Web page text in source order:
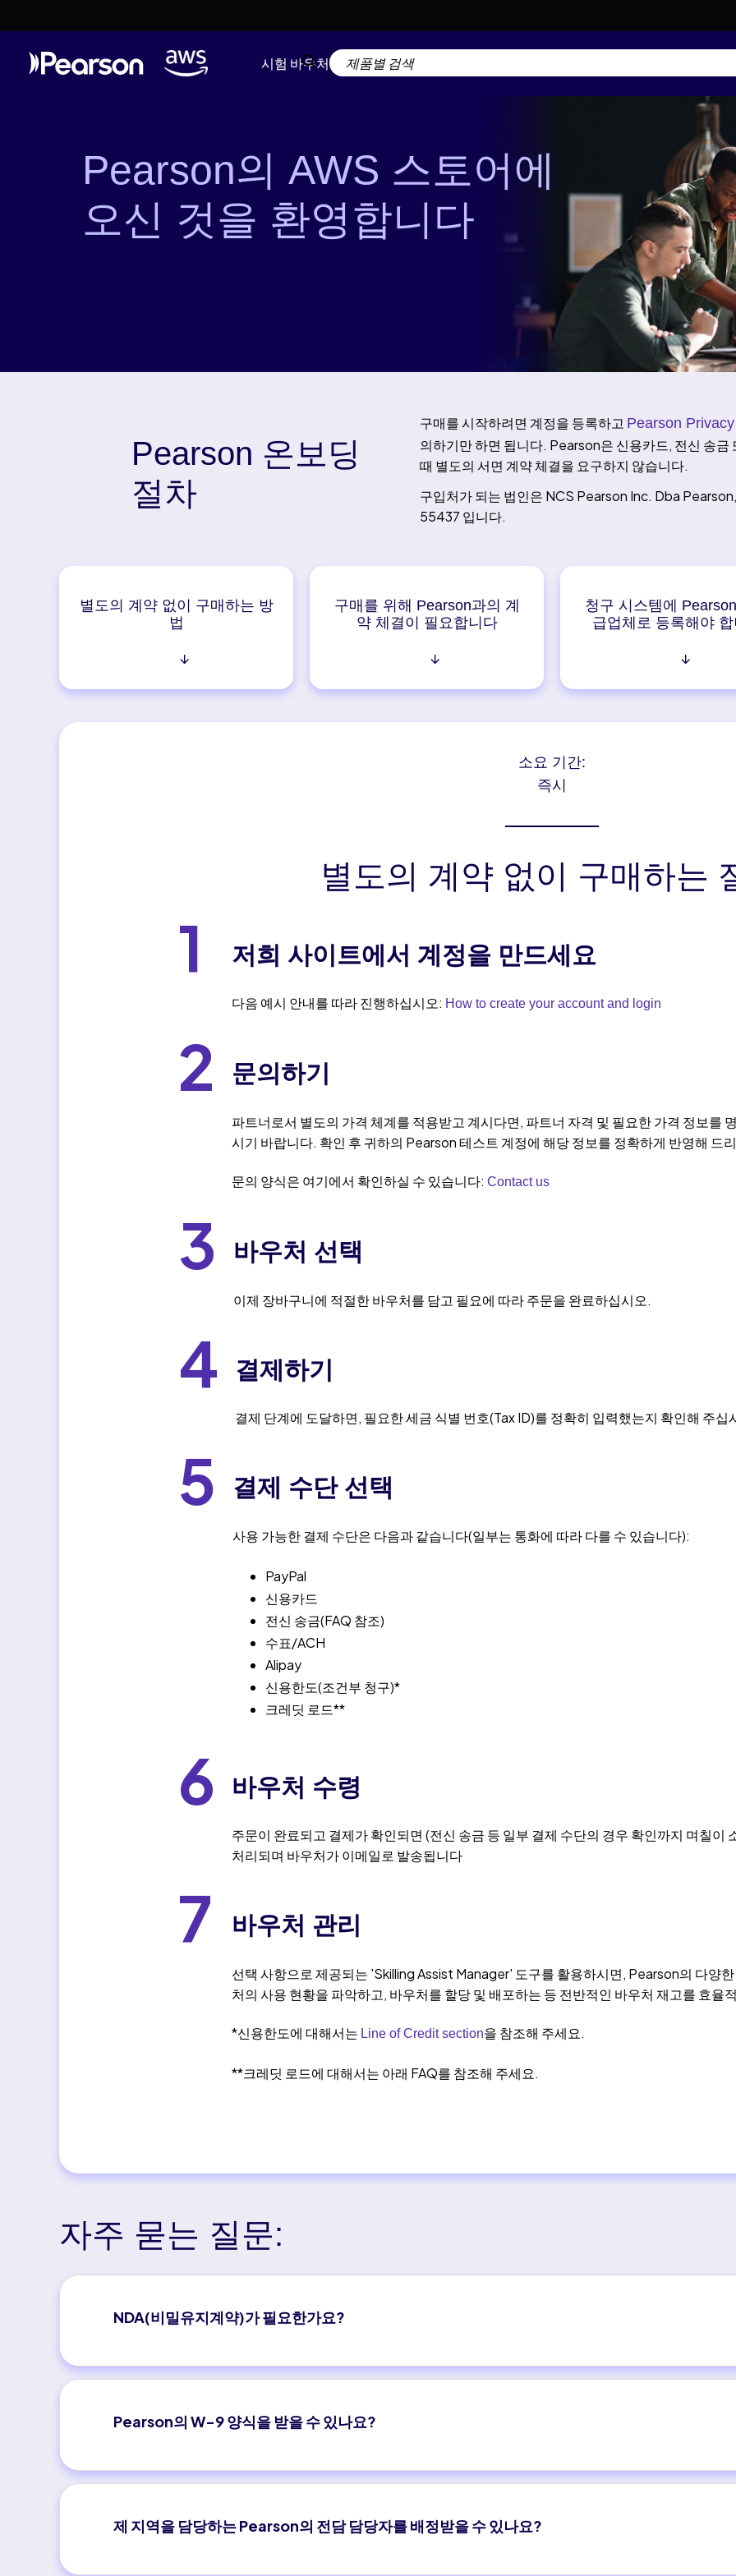
시험 바우처
Pearson의 AWS 스토어에
오신 것을 환영합니다
Pearson 온보딩
절차
구매를 시작하려면 계정을 등록하고 Pearson
의하기만 하면 됩니다. Pearson은 신용카드, 전신 송
때 별도의 서면 계약 체결을 요구하지 않습니다.
구입처가 되는 법인은 NCS Pearson Inc. Dba
55437 입니다.
별도의 계약 없이 구매하는 방
법
↓
구매를 위해 Pearson과의 계
약 체결이 필요합니다
↓
청구 시스템에
급업체로 등록해야
↓
소요 기간:
즉시
별도의 계약 없이 구매하는
1 저희 사이트에서 계정을 만드세요
다음 예시 안내를 따라 진행하십시오: How to create your account and login
2 문의하기
파트너로서 별도의 가격 체계를 적용받고 계시다면, 파트너 자격 및 필요한 가격 정보를
시기 바랍니다. 확인 후 귀하의 Pearson 테스트 계정에 해당 정보를 정확하게 반영해 드
문의 양식은 여기에서 확인하실 수 있습니다: Contact us
3 바우처 선택
이제 장바구니에 적절한 바우처를 담고 필요에 따라 주문을 완료하십시오.
4 결제하기
결제 단계에 도달하면, 필요한 세금 식별 번호(Tax ID)를 정확히 입력했는지 확인해 주십
5 결제 수단 선택
사용 가능한 결제 수단은 다음과 같습니다(일부는 통화에 따라 다를 수 있습니다):
PayPal
신용카드
전신 송금(FAQ 참조)
수표/ACH
Alipay
신용한도(조건부 청구)*
크레딧 로드**
6 바우처 수령
주문이 완료되고 결제가 확인되면 (전신 송금 등 일부 결제 수단의 경우 확인까지 며칠이
처리되며 바우처가 이메일로 발송됩니다
7 바우처 관리
선택 사항으로 제공되는 'Skilling Assist Manager' 도구를 활용하시면, Pearson의 다양
처의 사용 현황을 파악하고, 바우처를 할당 및 배포하는 등 전반적인 바우처 재고를 효율
*신용한도에 대해서는 Line of Credit section을 참조해 주세요.
**크레딧 로드에 대해서는 아래 FAQ를 참조해 주세요.
자주 묻는 질문:
NDA(비밀유지계약)가 필요한가요?
Pearson의 W-9 양식을 받을 수 있나요?
제 지역을 담당하는 Pearson의 전담 담당자를 배정받을 수 있나요?